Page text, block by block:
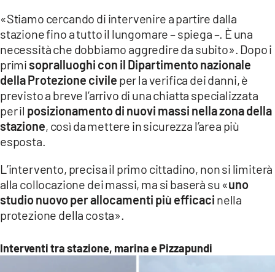
«Stiamo cercando di intervenire a partire dalla
stazione fino a tutto il lungomare – spiega –. È una
necessità che dobbiamo aggredire da subito». Dopo i
primi sopralluoghi con il Dipartimento nazionale
della Protezione civile per la verifica dei danni, è
previsto a breve l’arrivo di una chiatta specializzata
per il posizionamento di nuovi massi nella zona della
stazione, così da mettere in sicurezza l’area più
esposta.
L’intervento, precisa il primo cittadino, non si limiterà
alla collocazione dei massi, ma si baserà su «uno
studio nuovo per allocamenti più efficaci nella
protezione della costa».
Interventi tra stazione, marina e Pizzapundi